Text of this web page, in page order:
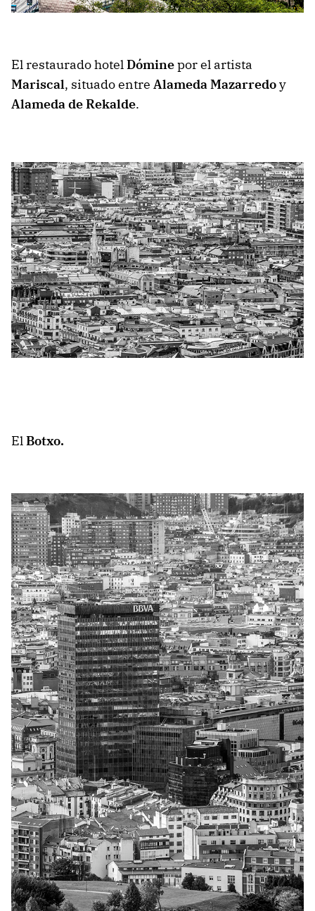
El restaurado hotelDóminepor el artista
Mariscal, situado entre Alameda Mazarredoy
Alameda de Rekalde.
ElBotxo.